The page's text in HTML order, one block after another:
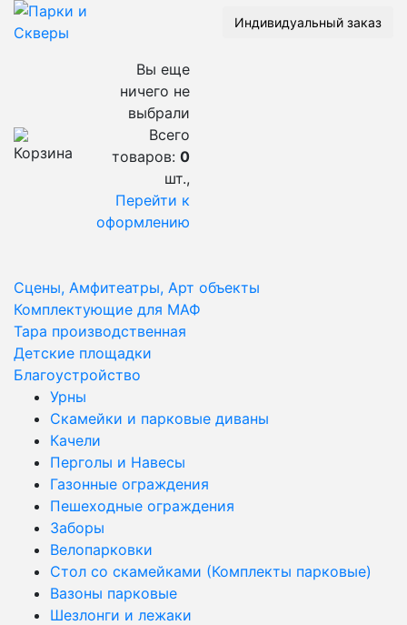
Индивидуальный заказ
Вы еще
ничего не
выбрали
Всего
товаров: 0
шт.,
Перейти к
оформлению
Сцены, Амфитеатры, Арт объекты
Комплектующие для МАФ
Тара производственная
Детские площадки
Благоустройство
Урны
Скамейки и парковые диваны
Качели
Перголы и Навесы
Газонные ограждения
Пешеходные ограждения
Заборы
Велопарковки
Стол со скамейками (Комплекты парковые)
Вазоны парковые
Шезлонги и лежаки